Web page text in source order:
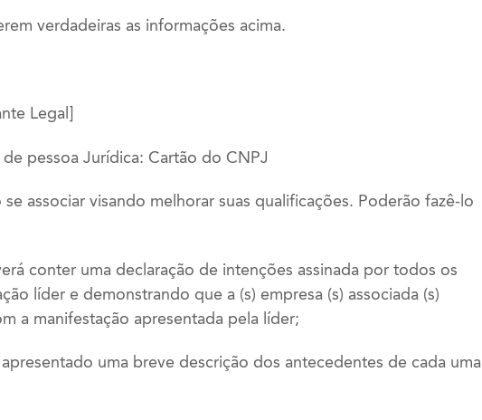
verdadeiras as informações acima.
Legal]
pessoa Jurídica: Cartão do CNPJ
associar visando melhorar suas qualificações. Poderão fazê-lo
conter uma declaração de intenções assinada por todos os
líder e demonstrando que a (s) empresa (s) associada (s)
a manifestação apresentada pela líder;
uma breve descrição dos antecedentes de cada uma